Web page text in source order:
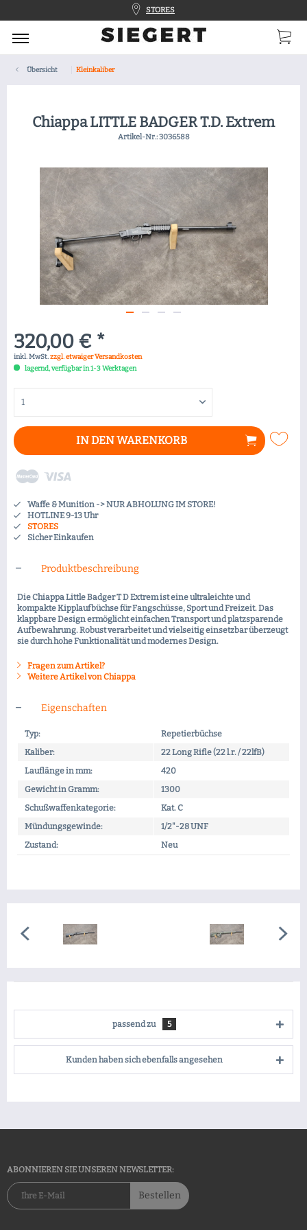
STORES
Übersicht Kleinkaliber
Chiappa LITTLE BADGER T.D. Extrem
Artikel-Nr.:3036588
320,00 € *
inkl. MwSt.zzgl. etwaiger Versandkosten
lagernd, verfügbar in 1-3 Werktagen
IN DENWARENKORB
Waffe & Munition -> NUR ABHOLUNG IM STORE!
HOTLINE 9-13 Uhr
STORES
Sicher Einkaufen
Produktbeschreibung
Die Chiappa Little Badger T D Extrem ist eine ultraleichte und
kompakte Kipplaufbüchse für Fangschüsse, Sport und Freizeit. Das
klappbare Design ermöglicht einfachen Transport und platzsparende
Aufbewahrung. Robust verarbeitet und vielseitig einsetzbar überzeugt
sie durch hohe Funktionalität und modernes Design.
Fragen zum Artikel?
Weitere Artikel von Chiappa
Eigenschaften
Typ:
Repetierbüchse
Kaliber:
22 Long Rifle (22 l.r. / 22lfB)
Lauflänge in mm:
420
Gewicht in Gramm:
1300
Schußwaffenkategorie:
Kat. C
Mündungsgewinde:
1/2"-28 UNF
Zustand:
Neu
passend zu 5
Kunden haben sich ebenfalls angesehen
ABONNIEREN SIE UNSEREN NEWSLETTER:
Bestellen